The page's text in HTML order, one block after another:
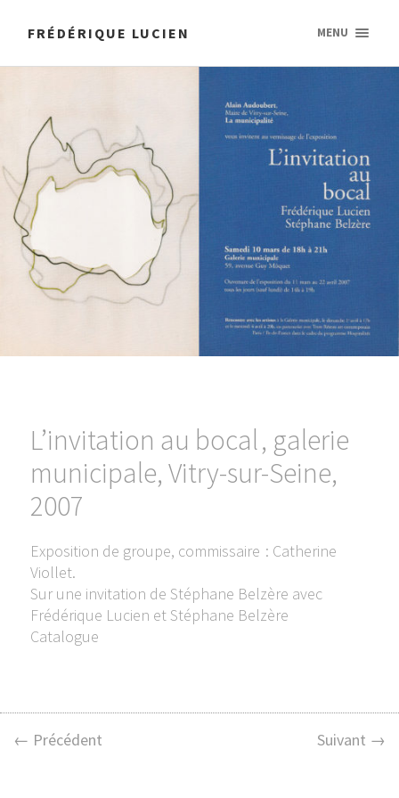
FRÉDÉRIQUE LUCIEN MENU
L’invitation au bocal , galerie
municipale, Vitry-sur-Seine,
2007
Exposition de groupe, commissaire : Catherine
Viollet.
Sur une invitation de Stéphane Belzère avec
Frédérique Lucien et Stéphane Belzère
Catalogue
← Précédent Suivant →